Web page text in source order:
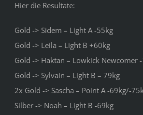
Hier die Resultate:
Gold -> Sidem – Light A -55kg
Gold -> Leila – Light B +60kg
Gold -> Haktan – Lowkick Newcomer
Gold -> Sylvain – Light B – 79kg
2x Gold -> Sascha – Point A -69kg/-
Silber -> Noah – Light B -69kg